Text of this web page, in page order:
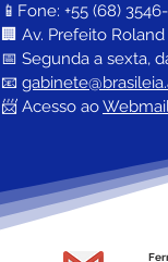
📱Fone: +55 (68)
🏢 Av. Prefeito
📅 Segunda a sexta,
📧
📨 Acesso ao